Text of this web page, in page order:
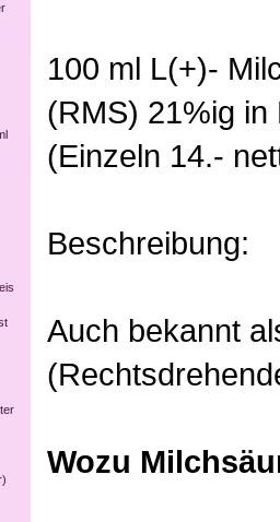
100 ml L(+)-
(RMS) 21%ig
(Einzeln 14.-
Beschreibung:
Auch bekannt
Wozu